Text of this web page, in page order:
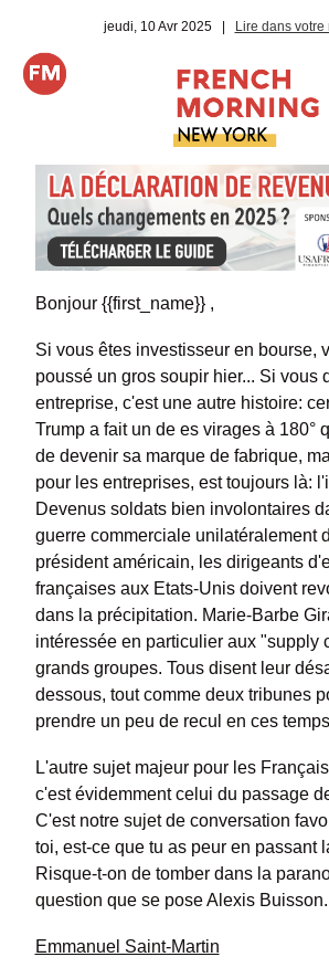
jeudi, 10 Avr 2025| Lire dans
Bonjour {{first_name}} ,
Si vous êtes investisseur en bourse,
poussé un gros soupir hier... Si vous
entreprise, c'est une autre histoire:
Trump a fait un de es virages à 180°
de devenir sa marque de fabrique,
pour les entreprises, est toujours là:
Devenus soldats bien involontaires
guerre commerciale unilatéralement
président américain, les dirigeants
françaises aux Etats-Unis doivent
dans la précipitation. Marie-Barbe
intéressée en particulier aux "supply
grands groupes. Tous disent leur
dessous, tout comme deux tribunes
prendre un peu de recul en ces
L'autre sujet majeur pour les
c'est évidemment celui du passage
C'est notre sujet de conversation
toi, est-ce que tu as peur en passant
Risque-t-on de tomber dans la
question que se pose Alexis Buisson.
Emmanuel Saint-Martin